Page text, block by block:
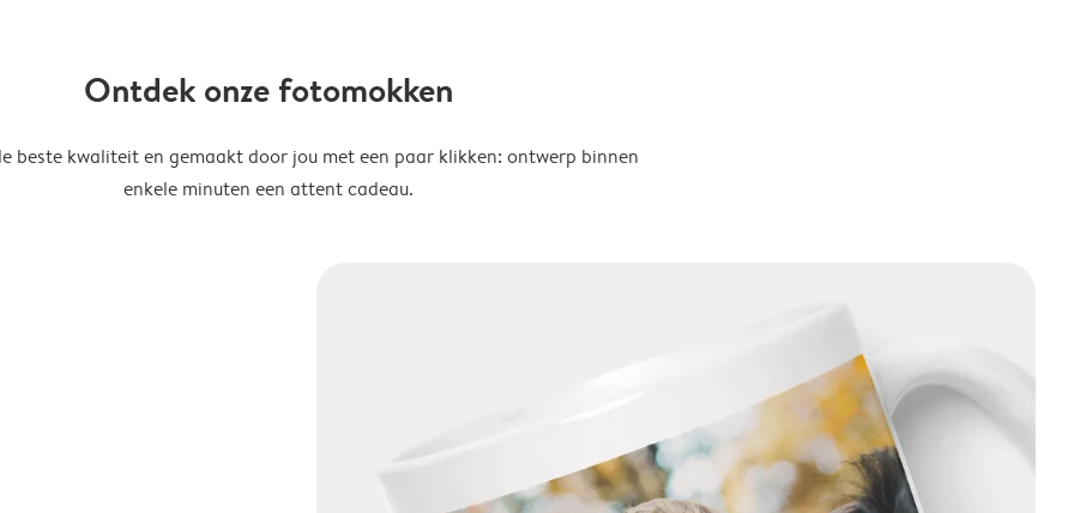
Ontdek onze fotomokken
beste kwaliteit en gemaakt door jou met een paar klikken: ontwerp binnen
enkele minuten een attent cadeau.